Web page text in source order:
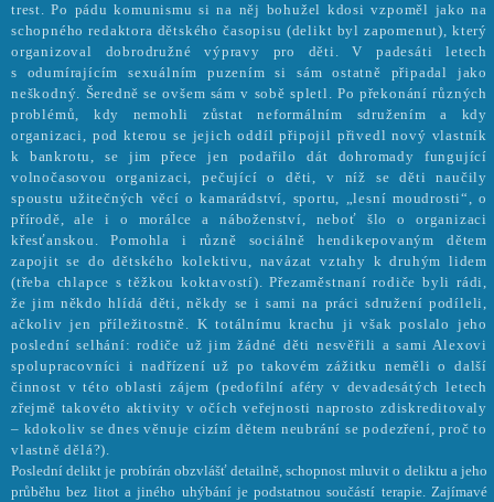
trest. Po pádu komunismu si na něj bohužel kdosi vzpoměl jako na
schopného redaktora dětského časopisu (delikt byl zapomenut), který
organizoval dobrodružné výpravy pro děti. V padesáti letech
s odumírajícím sexuálním puzením si sám ostatně připadal jako
neškodný. Šeredně se ovšem sám v sobě spletl. Po překonání různých
problémů, kdy nemohli zůstat neformálním sdružením a kdy
organizaci, pod kterou se jejich oddíl připojil přivedl nový vlastník
k bankrotu, se jim přece jen podařilo dát dohromady fungující
volnočasovou organizaci, pečující o děti, v níž se děti naučily
spoustu užitečných věcí o kamarádství, sportu, „lesní moudrosti“, o
přírodě, ale i o morálce a náboženství, neboť šlo o organizaci
křesťanskou. Pomohla i různě sociálně hendikepovaným dětem
zapojit se do dětského kolektivu, navázat vztahy k druhým lidem
(třeba chlapce s těžkou koktavostí). Přezaměstnaní rodiče byli rádi,
že jim někdo hlídá děti, někdy se i sami na práci sdružení podíleli,
ačkoliv jen příležitostně. K totálnímu krachu ji však poslalo jeho
poslední selhání: rodiče už jim žádné děti nesvěřili a sami Alexovi
spolupracovníci i nadřízení už po takovém zážitku neměli o další
činnost v této oblasti zájem (pedofilní aféry v devadesátých letech
zřejmě takovéto aktivity v očích veřejnosti naprosto zdiskreditovaly
– kdokoliv se dnes věnuje cizím dětem neubrání se podezření, proč to
vlastně dělá?).
Poslední delikt je probírán obzvlášť detailně, schopnost mluvit o deliktu a jeho
průběhu bez litot a jiného uhýbání je podstatnou součástí terapie. Zajímavé